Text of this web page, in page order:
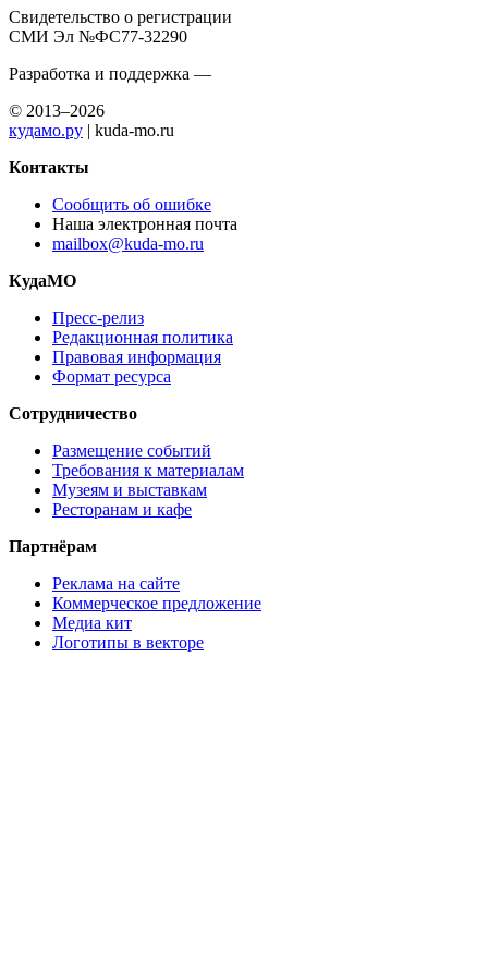
Свидетельство о регистрации
СМИ Эл №ФС77-32290
Разработка и поддержка —
© 2013–2026
кудамо.ру | kuda-mo.ru
Контакты
Сообщить об ошибке
Наша электронная почта
mailbox@kuda-mo.ru
КудаМО
Пресс-релиз
Редакционная политика
Правовая информация
Формат ресурса
Сотрудничество
Размещение событий
Требования к материалам
Музеям и выставкам
Ресторанам и кафе
Партнёрам
Реклама на сайте
Коммерческое предложение
Медиа кит
Логотипы в векторе